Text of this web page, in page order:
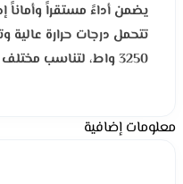
يضمن أداءً مستقراً وأماناً
تتحمل درجات حرارة
3250 واط، لتناسب مختلف الأجهزة الكهربائية.
معلومات إضافية